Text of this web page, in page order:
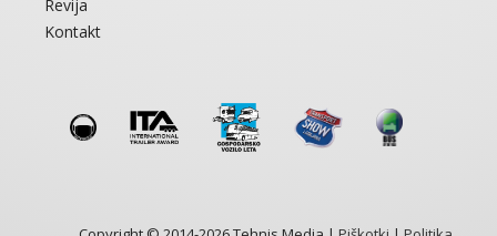
Revija
Kontakt